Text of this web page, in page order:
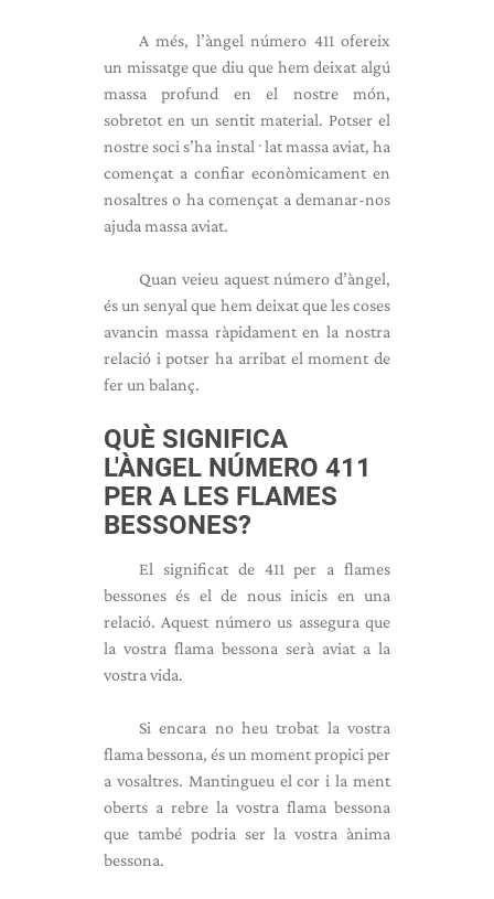
A més, l’àngel número 411 ofereix
un missatge que diu que hem deixat algú
massa profund en el nostre món,
sobretot en un sentit material. Potser el
nostre soci s’ha instal·lat massa aviat, ha
començat a confiar econòmicament en
nosaltres o ha començat a demanar-nos
ajuda massa aviat.
Quan veieu aquest número d’àngel,
és un senyal que hem deixat que les coses
avancin massa ràpidament en la nostra
relació i potser ha arribat el moment de
fer un balanç.
QUÈ SIGNIFICA
L'ÀNGEL NÚMERO 411
PER A LES FLAMES
BESSONES?
El significat de 411 per a flames
bessones és el de nous inicis en una
relació. Aquest número us assegura que
la vostra flama bessona serà aviat a la
vostra vida.
Si encara no heu trobat la vostra
flama bessona, és un moment propici per
a vosaltres. Mantingueu el cor i la ment
oberts a rebre la vostra flama bessona
que també podria ser la vostra ànima
bessona.